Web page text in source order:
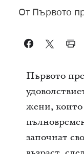
От Първото
Първото
жени, които
започнат